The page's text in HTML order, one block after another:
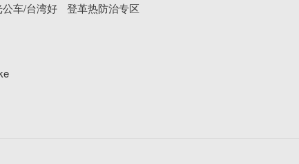
车/台湾好
登革热防治专区